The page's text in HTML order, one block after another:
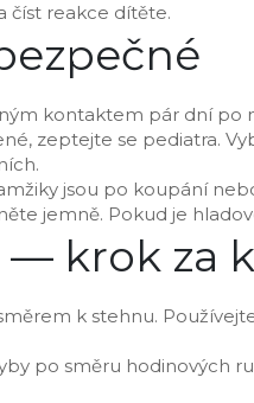
číst reakce dítěte.
kontaktem pár dní po
zeptejte se pediatra.
jsou po koupání
jemně. Pokud je
krok za
k stehnu.
po směru hodinových